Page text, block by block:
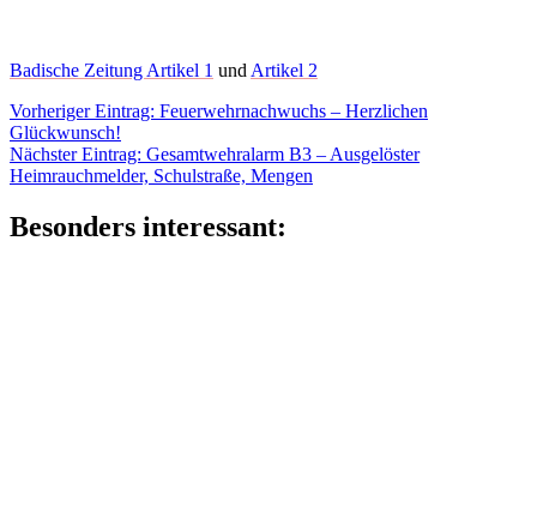
Badische Zeitung Artikel 1 und Artikel 2
Beitragsnavigation
Vorheriger Eintrag: Vorheriger
Feuerwehrnachwuchs – Herzlichen
Glückwunsch!
Nächster Eintrag: Nächster
Eintrag:
Gesamtwehralarm B3 – Ausgelöster
Heimrauchmelder, Schulstraße, Mengen
Besonders interessant: